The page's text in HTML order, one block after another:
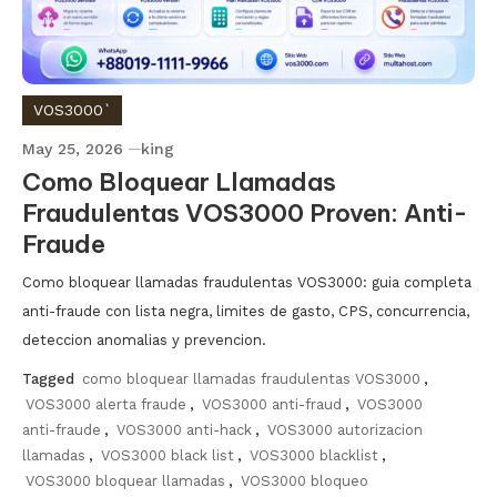
VOS3000`
May 25, 2026 king
Como Bloquear Llamadas
Fraudulentas VOS3000 Proven: Anti-
Fraude
Como bloquear llamadas fraudulentas VOS3000: guia completa
anti-fraude con lista negra, limites de gasto, CPS, concurrencia,
deteccion anomalias y prevencion.
Tagged como bloquear llamadas fraudulentas VOS3000 ,
VOS3000 alerta fraude , VOS3000 anti-fraud , VOS3000
anti-fraude , VOS3000 anti-hack , VOS3000 autorizacion
llamadas , VOS3000 black list , VOS3000 blacklist ,
VOS3000 bloquear llamadas , VOS3000 bloqueo